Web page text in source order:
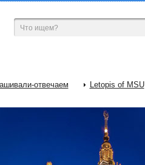
отвечаем Letopis of MSU